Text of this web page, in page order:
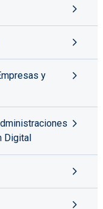
y
Digital